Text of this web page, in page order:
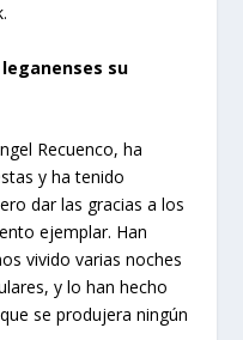
su
Recuenco, ha
y ha tenido
dar las gracias a los
ejemplar. Han
vivido varias noches
y lo han hecho
se produjera ningún